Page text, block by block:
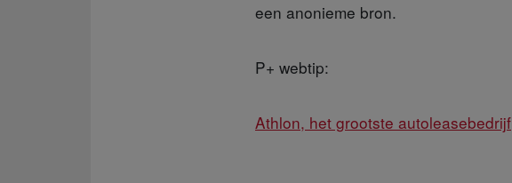
een anonieme bron.
P+ webtip:
Athlon, het grootste autoleasebedrijf